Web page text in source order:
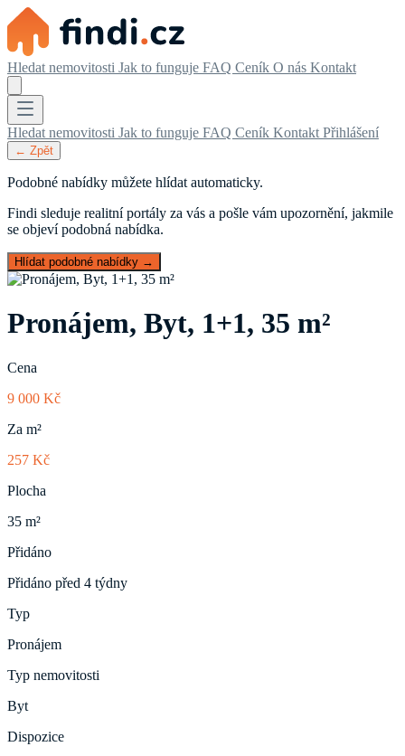
Hledat nemovitosti Jak to funguje FAQ Ceník O nás Kontakt
Hledat nemovitosti Jak to funguje FAQ Ceník Kontakt Přihlášení
← Zpět
Podobné nabídky můžete hlídat automaticky.
Findi sleduje realitní portály za vás a pošle vám upozornění, jakmile
se objeví podobná nabídka.
Hlídat podobné nabídky →
Pronájem, Byt, 1+1, 35 m²
Cena
9 000 Kč
Za m²
257 Kč
Plocha
35 m²
Přidáno
Přidáno před 4 týdny
Typ
Pronájem
Typ nemovitosti
Byt
Dispozice